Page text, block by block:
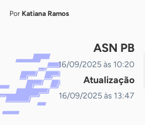
Por Katiana Ramos
ASN PB
16/09/2025 às 10:20
Atualização
16/09/2025 às 13:47